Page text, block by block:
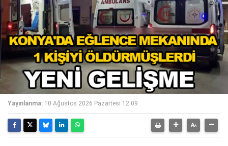
Yayınlanma: 10 Ağustos 2026 Pazartesi 12:09